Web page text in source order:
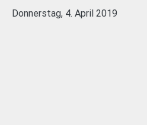
Donnerstag, 4. April 2019